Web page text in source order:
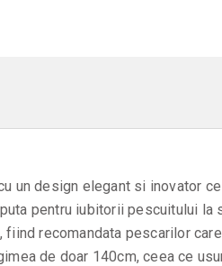
un design elegant si inovator
pentru iubitorii pescuitului
recomandata pescarilor
de doar 140cm, ceea ce